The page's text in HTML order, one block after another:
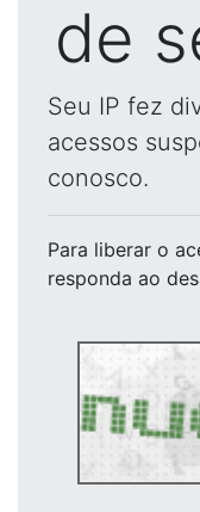
de
Seu IP fez
acessos
conosco.
Para liberar o
responda ao